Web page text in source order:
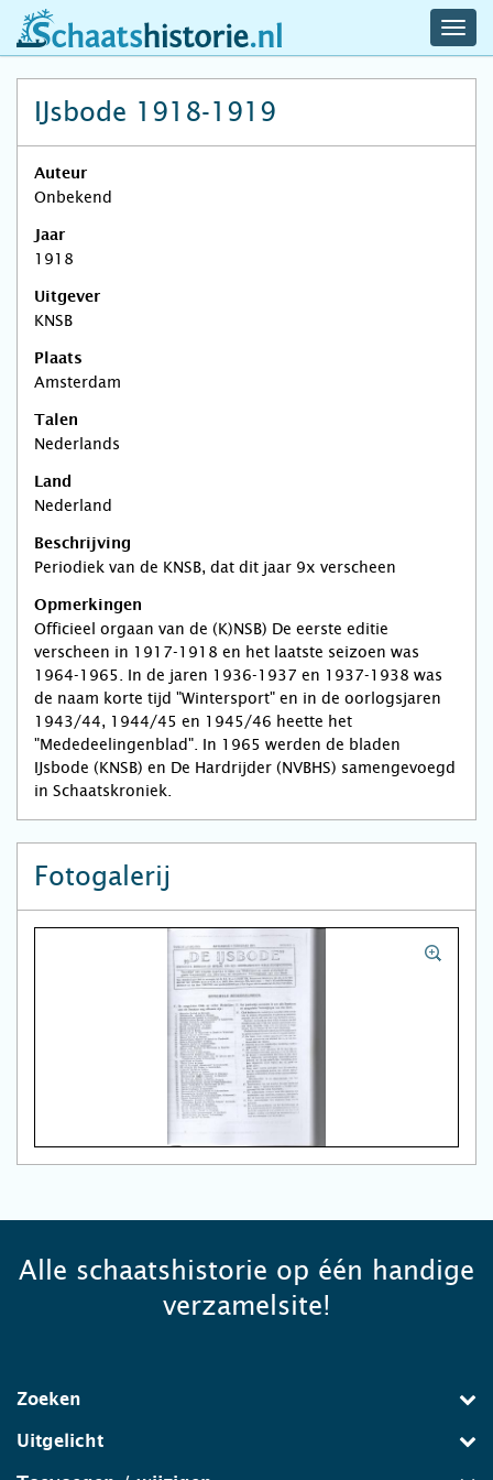
schaatshistorie.nl
IJsbode 1918-1919
Auteur
Onbekend
Jaar
1918
Uitgever
KNSB
Plaats
Amsterdam
Talen
Nederlands
Land
Nederland
Beschrijving
Periodiek van de KNSB, dat dit jaar 9x verscheen
Opmerkingen
Officieel orgaan van de (K)NSB) De eerste editie
verscheen in 1917-1918 en het laatste seizoen was
1964-1965. In de jaren 1936-1937 en 1937-1938 was
de naam korte tijd "Wintersport" en in de oorlogsjaren
1943/44, 1944/45 en 1945/46 heette het
"Mededeelingenblad". In 1965 werden de bladen
IJsbode (KNSB) en De Hardrijder (NVBHS) samengevoegd
in Schaatskroniek.
Fotogalerij
Alle schaatshistorie op één handige
verzamelsite!
Zoeken
Uitgelicht